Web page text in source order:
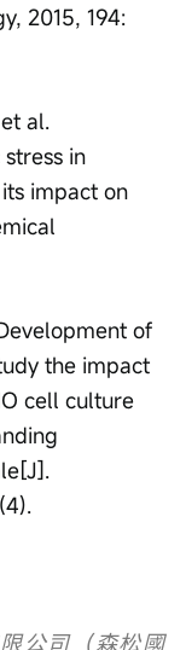
2015, 194:
al.
in
impact on
of
the impact
cell culture
公司（森松國